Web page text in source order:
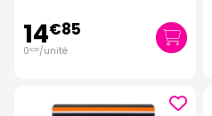
14€85
0€25/unité